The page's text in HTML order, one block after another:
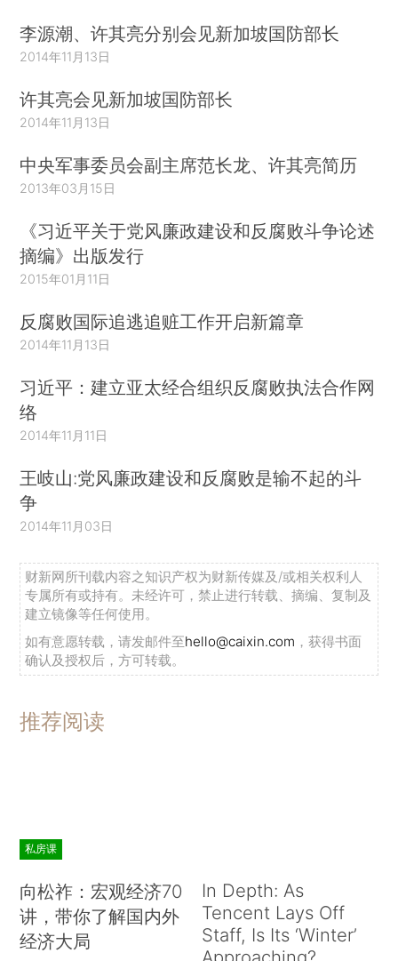
李源潮、许其亮分别会见新加坡国防部长
2014年11月13日
许其亮会见新加坡国防部长
2014年11月13日
中央军事委员会副主席范长龙、许其亮简历
2013年03月15日
《习近平关于党风廉政建设和反腐败斗争论述
摘编》出版发行
2015年01月11日
反腐败国际追逃追赃工作开启新篇章
2014年11月13日
习近平：建立亚太经合组织反腐败执法合作网
络
2014年11月11日
王岐山:党风廉政建设和反腐败是输不起的斗
争
2014年11月03日
财新网所刊载内容之知识产权为财新传媒及/或相关权利人
专属所有或持有。未经许可，禁止进行转载、摘编、复制及
建立镜像等任何使用。
如有意愿转载，请发邮件至hello@caixin.com ，获得书面
确认及授权后，方可转载。
推荐阅读
私房课
向松祚：宏观经济70
讲，带你了解国内外
经济大局
In Depth: As
Tencent Lays Off
Staff, Is Its ‘Winter’